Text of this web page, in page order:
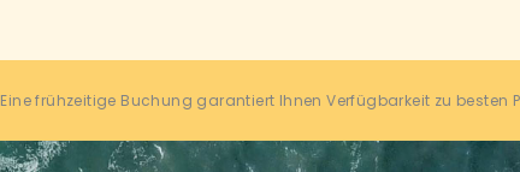
Eine frühzeitige Buchung garantiert Ihnen Verfügbarkeit zu besten